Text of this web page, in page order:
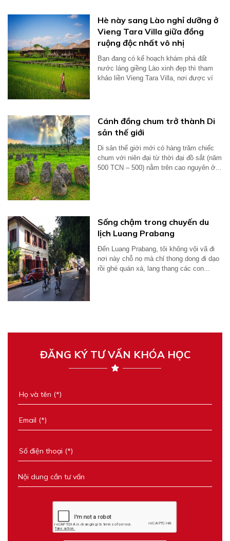
Hè này sang Lào nghỉ dưỡng ở
Vieng Tara Villa giữa đồng
ruộng độc nhất vô nhị
Bạn đang có kế hoạch khám phá đất
nước láng giềng Lào xinh đẹp thì tham
khảo liền Vieng Tara Villa, nơi được ví
Cánh đồng chum trở thành Di
sản thế giới
Di sản thế giới mới có hàng trăm chiếc
chum với niên đại từ thời đại đồ sắt (năm
500 TCN – 500) nằm trên cao nguyên ở...
Sống chậm trong chuyến du
lịch Luang Prabang
Đến Luang Prabang, tôi không vội vã đi
nơi này chỗ nọ mà chỉ thong dong đi dạo
rồi ghé quán xá, lang thang các con...
ĐĂNG KÝ TƯ VẤN KHÓA HỌC